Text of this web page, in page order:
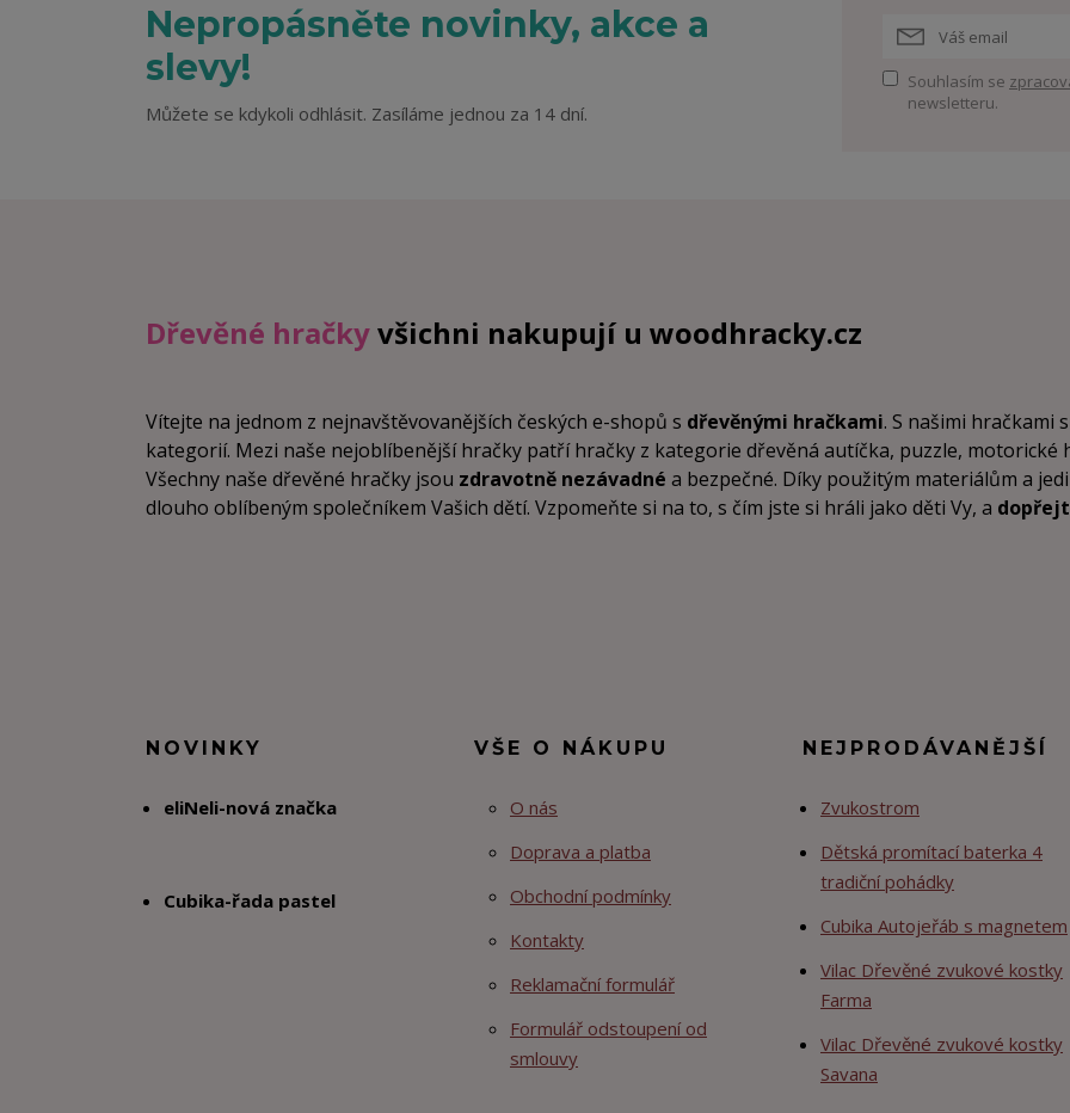
Nepropásněte novinky, akce a
slevy!
Můžete se kdykoli odhlásit. Zasíláme jednou za 14 dní.
Souhlasím se
newsletteru.
Dřevěné hračkyvšichni nakupují u woodhracky.cz
Vítejte na jednom z nejnavštěvovanějších českých e-shopů s dřevěnými hračkami. S našimi hračkami
kategorií. Mezi naše nejoblíbenější hračky patří hračky z kategorie dřevěná autíčka, puzzle, motorické
Všechny naše dřevěné hračky jsou zdravotně nezávadné a bezpečné. Díky použitým materiálům a
dlouho oblíbeným společníkem Vašich dětí. Vzpomeňte si na to, s čím jste si hráli jako děti Vy, a
NOVINKY
eliNeli-nová značka
Cubika-řada pastel
VŠE O NÁKUPU
O nás
Doprava a platba
Obchodní podmínky
Kontakty
Reklamační formulář
Formulář odstoupení od
smlouvy
NEJPRODÁVANĚJŠÍ
Zvukostrom
Dětská promítací baterka 4
tradiční pohádky
Cubika Autojeřáb s magnetem
Vilac Dřevěné zvukové kostky
Farma
Vilac Dřevěné zvukové kostky
Savana